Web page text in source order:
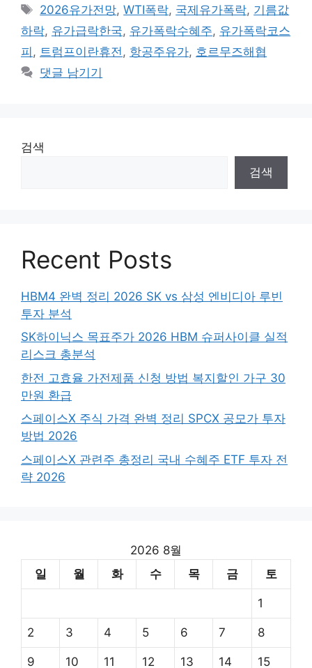
테
리
태
그
2026유가전망,WTI폭락, 국제유가폭락, 기름값
하락, 유가급락한국, 유가폭락수혜주, 유가폭락코스
피 , 트럼프이란휴전 , 항공주유가, 호르무즈해협
댓글 남기기
검색
검색
Recent Posts
HBM4 완벽 정리 2026 SK vs 삼성 엔비디아 루빈
투자 분석
SK하이닉스 목표주가 2026 HBM 슈퍼사이클 실적
리스크 총분석
한전 고효율 가전제품 신청 방법 복지할인 가구 30
만원 환급
스페이스X 주식 가격 완벽 정리 SPCX 공모가 투자
방법 2026
스페이스X 관련주 총정리 국내 수혜주 ETF 투자 전
략 2026
2026 8월
일
월 화 수 목 금 토
1
2 3 4 5 6 7 8
9 10 11 12 13 14 15